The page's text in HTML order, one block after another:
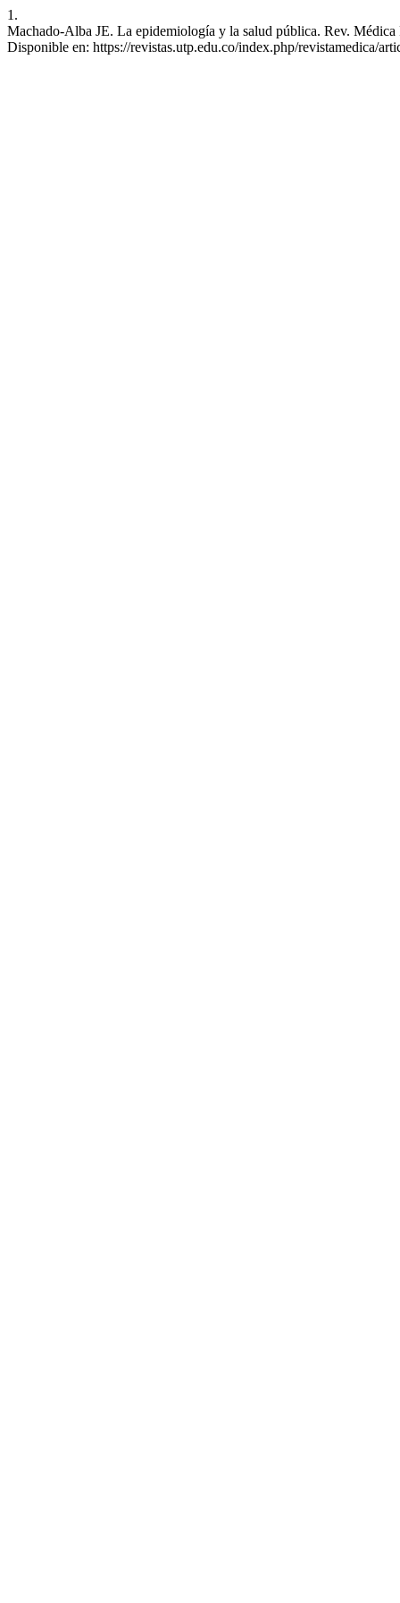
1.
Machado-Alba JE. La epidemiología y la salud pública. Rev.
Disponible en: https://revistas.utp.edu.co/index.php/revistamedica/